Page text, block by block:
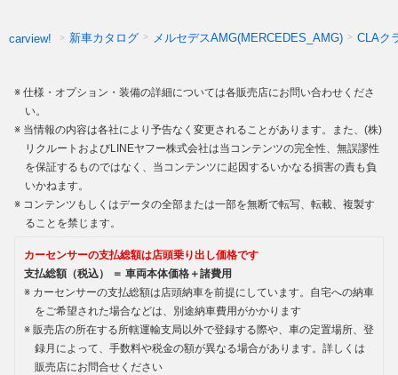
carview! 新車カタログ メルセデスAMG(MERCEDES_AMG) CLAク
仕様・オプション・装備の詳細については各販売店にお問い合わせくださ
い。
当情報の内容は各社により予告なく変更されることがあります。また、(株)
リクルートおよびLINEヤフー株式会社は当コンテンツの完全性、無誤謬性
を保証するものではなく、当コンテンツに起因するいかなる損害の責も負
いかねます。
コンテンツもしくはデータの全部または一部を無断で転写、転載、複製す
ることを禁じます。
カーセンサーの支払総額は店頭乗り出し価格です
支払総額（税込） ＝ 車両本体価格＋諸費用
カーセンサーの支払総額は店頭納車を前提にしています。自宅への納車
をご希望された場合などは、別途納車費用がかかります
販売店の所在する所轄運輸支局以外で登録する際や、車の定置場所、登
録月によって、手数料や税金の額が異なる場合があります。詳しくは
販売店にお問合せください